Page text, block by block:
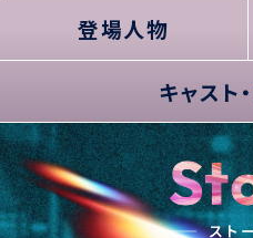
登場人物
キャスト・